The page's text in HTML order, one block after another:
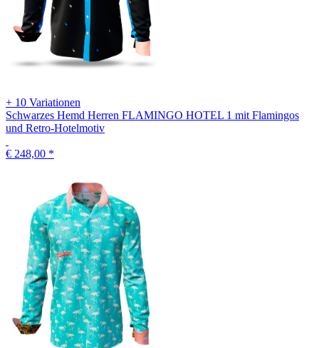
+ 10 Variationen
Schwarzes Hemd Herren FLAMINGO HOTEL 1 mit Flamingos
und Retro-Hotelmotiv
€ 248,00 *